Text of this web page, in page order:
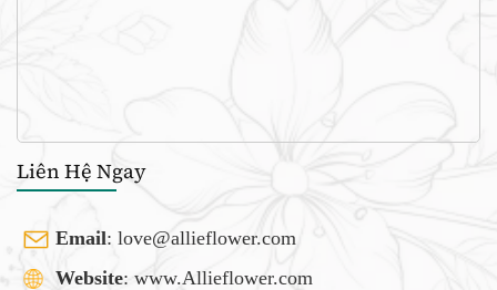
Liên Hệ Ngay
Email: love@allieflower.com
Website: www.Allieflower.com